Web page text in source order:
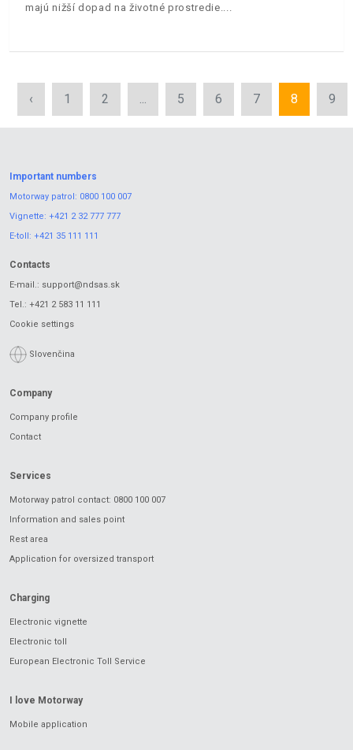
majú nižší dopad na životné prostredie.
‹ 1 2 5 6 7 8 9
Important numbers
Motorway patrol: 0800 100 007
Vignette: +421 2 32 777 777
E-toll: +421 35 111 111
Contacts
E-mail.: support@ndsas.sk
Tel.: +421 2 583 11 111
Cookie settings
Slovenčina
Company
Company profile
Contact
Services
Motorway patrol contact: 0800 100 007
Information and sales point
Rest area
Application for oversized transport
Charging
Electronic vignette
Electronic toll
European Electronic Toll Service
I love Motorway
Mobile application